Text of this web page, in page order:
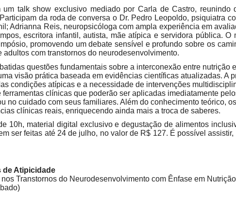
talk show exclusivo mediado por Carla de Castro, reunindo
da roda de conversa o Dr. Pedro Leopoldo, psiquiatra
Adrianna Reis, neuropsicóloga com ampla experiência em
escritora infantil, autista, mãe atípica e servidora pública. O
promovendo um debate sensível e profundo sobre os
com transtornos do neurodesenvolvimento.
questões fundamentais sobre a interconexão entre nutrição e
visão prática baseada em evidências científicas atualizadas. A
condições atípicas e a necessidade de intervenções
ferramentas clínicas que poderão ser aplicadas imediatamente
no cuidado com seus familiares. Além do conhecimento teórico,
clínicas reais, enriquecendo ainda mais a troca de saberes.
10h, material digital exclusivo e degustação de alimentos
ser feitas até 24 de julho, no valor de R$ 127. É possível
de Atipicidade
Transtornos do Neurodesenvolvimento com Ênfase em Nutrição